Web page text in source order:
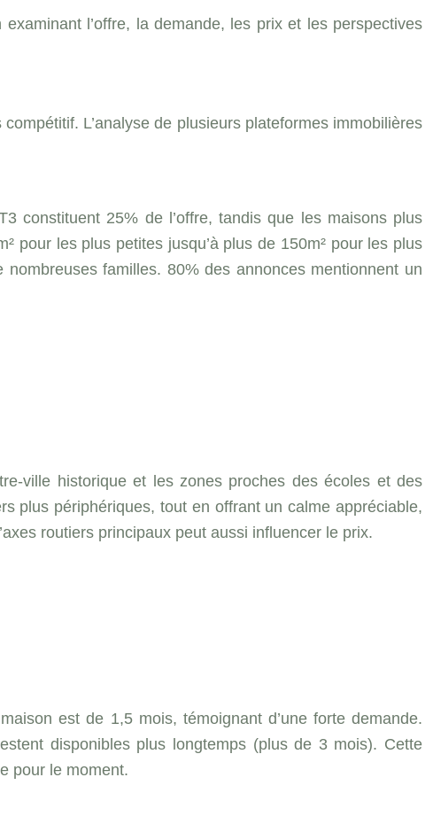
l’offre, la demande, les prix et les perspectives
L’analyse de plusieurs plateformes immobilières
constituent 25% de l’offre, tandis que les maisons plus
pour les plus petites jusqu’à plus de 150m² pour les plus
familles. 80% des annonces mentionnent un
ville historique et les zones proches des écoles et des
plus périphériques, tout en offrant un calme appréciable,
routiers principaux peut aussi influencer le prix.
est de 1,5 mois, témoignant d’une forte demande.
disponibles plus longtemps (plus de 3 mois). Cette
pour le moment.